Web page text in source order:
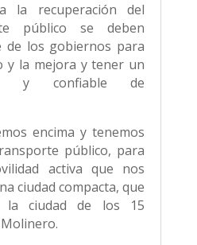
la recuperación del
público se deben
los gobiernos para
y la mejora y tener un
y confiable de
encima y tenemos
público, para
activa que nos
ciudad compacta, que
la ciudad de los 15